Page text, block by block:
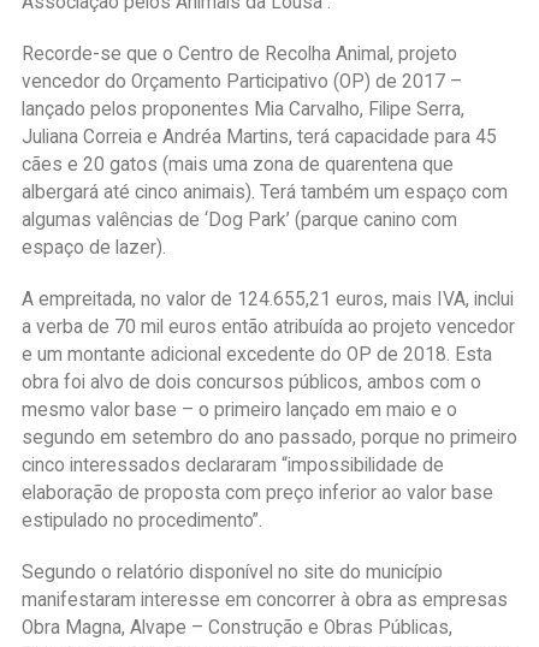
Recorde-se que o Centro de Recolha Animal, projeto
vencedor do Orçamento Participativo (OP) de 2017 –
lançado pelos proponentes Mia Carvalho, Filipe Serra,
Juliana Correia e Andréa Martins, terá capacidade para 45
cães e 20 gatos (mais uma zona de quarentena que
albergará até cinco animais). Terá também um espaço com
algumas valências de ‘Dog Park’ (parque canino com
espaço de lazer).
A empreitada, no valor de 124.655,21 euros, mais IVA, inclui
a verba de 70 mil euros então atribuída ao projeto vencedor
e um montante adicional excedente do OP de 2018. Esta
obra foi alvo de dois concursos públicos, ambos com o
mesmo valor base – o primeiro lançado em maio e o
segundo em setembro do ano passado, porque no primeiro
cinco interessados declararam “impossibilidade de
elaboração de proposta com preço inferior ao valor base
estipulado no procedimento”.
Segundo o relatório disponível no site do município
manifestaram interesse em concorrer à obra as empresas
Obra Magna, Alvape – Construção e Obras Públicas,